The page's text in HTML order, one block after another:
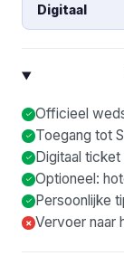
Digitaal
Officieel
Toegang tot
Digitaal
Optioneel:
Persoonlijke
× Vervoer naar